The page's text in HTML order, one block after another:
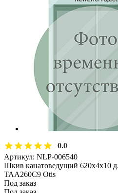
0.0
Артикул: NLP-006540
Шкив канатоведущий 620х4х10
TAA260C9 Otis
Под заказ